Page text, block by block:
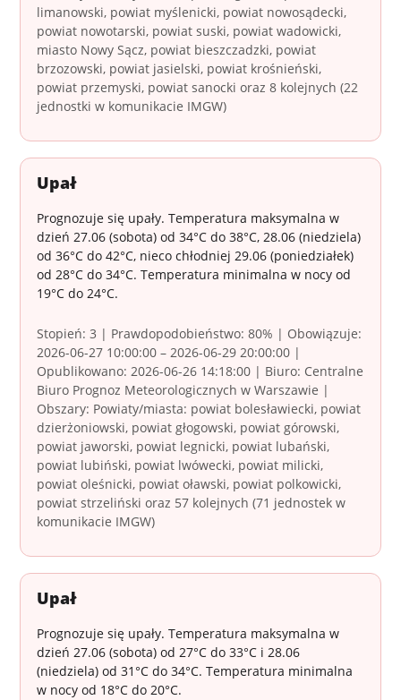
limanowski, powiat myślenicki, powiat nowosądecki,
powiat nowotarski, powiat suski, powiat wadowicki,
miasto Nowy Sącz, powiat bieszczadzki, powiat
brzozowski, powiat jasielski, powiat krośnieński,
powiat przemyski, powiat sanocki oraz 8 kolejnych (22
jednostki w komunikacie IMGW)
Upał
Prognozuje się upały. Temperatura maksymalna w
dzień 27.06 (sobota) od 34°C do 38°C, 28.06 (niedziela)
od 36°C do 42°C, nieco chłodniej 29.06 (poniedziałek)
od 28°C do 34°C. Temperatura minimalna w nocy od
19°C do 24°C.
Stopień: 3 | Prawdopodobieństwo: 80% | Obowiązuje:
2026-06-27 10:00:00 – 2026-06-29 20:00:00 |
Opublikowano: 2026-06-26 14:18:00 | Biuro: Centralne
Biuro Prognoz Meteorologicznych w Warszawie |
Obszary: Powiaty/miasta: powiat bolesławiecki, powiat
dzierżoniowski, powiat głogowski, powiat górowski,
powiat jaworski, powiat legnicki, powiat lubański,
powiat lubiński, powiat lwówecki, powiat milicki,
powiat oleśnicki, powiat oławski, powiat polkowicki,
powiat strzeliński oraz 57 kolejnych (71 jednostek w
komunikacie IMGW)
Upał
Prognozuje się upały. Temperatura maksymalna w
dzień 27.06 (sobota) od 27°C do 33°C i 28.06
(niedziela) od 31°C do 34°C. Temperatura minimalna
w nocy od 18°C do 20°C.